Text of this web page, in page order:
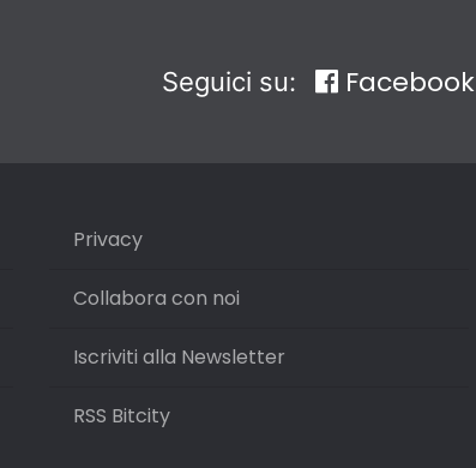
Seguici su: Facebook
Privacy
Collabora con noi
Iscriviti alla Newsletter
RSS Bitcity